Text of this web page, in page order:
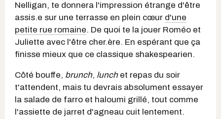
Nelligan, te donnera l'impression étrange d'être
assis.e sur une terrasse en plein cœur d'une
petite rue romaine. De quoi te la jouer Roméo et
Juliette avec l'être cher.ère. En espérant que ça
finisse mieux que ce classique shakespearien.
Côté bouffe, brunch, lunchet repas du soir
t'attendent, mais tu devrais absolument essayer
la salade de farro et haloumi grillé, tout comme
l'assiette de jarret d'agneau cuit lentement.